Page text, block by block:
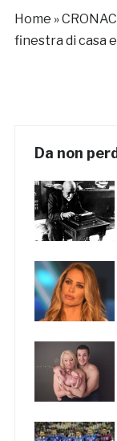
Home »
finestra di casa
Da non